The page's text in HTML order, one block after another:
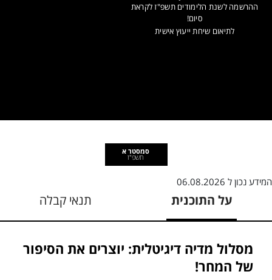
ההרשמה לשנת הלימודים תשפ"ז לקראת
סיום!
לתיאום שיחת ייעוץ אישית
סמסטר א
תשפ"ז
המידע נכון ל 06.08.2026
על התוכנית תנאי קבלה
מסלול מדיה דיגיטלית: יוצרים את הסיפור
של המחר!